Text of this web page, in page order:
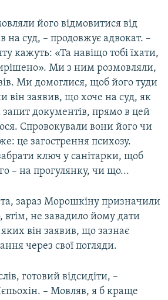
його відмовитися від
на суд, – продовжує адвокат. –
кажуть: «Та навіщо тобі їхати,
Ми з ним розмовляли,
Ми домоглися, щоб його туди
він заявив, що хоче на суд, як
документів, прямо в цей
Спровокували вони його чи
це загострення психозу.
ключ у санітарки, щоб
– на прогулянку, чи що...
зараз Морошкіну призначили
не завадило йому дати
яких він заявив, що зазнає
через свої погляди.
готовий відсидіти, –
– Мовляв, я б краще